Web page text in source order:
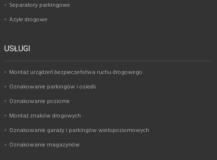
Separatory parkingowe
Azyle drogowe
USŁUGI
Montaż urządzeń bezpieczeństwa ruchu drogowego
Oznakowanie parkingów i osiedli
Oznakowanie poziome
Montaż znaków drogowych
Oznakowanie garaży i parkingów wielopoziomowych
Oznakowanie magazynów